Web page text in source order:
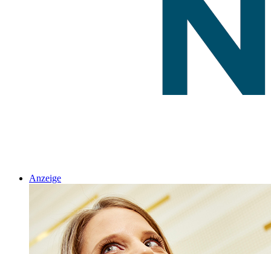
Anzeige